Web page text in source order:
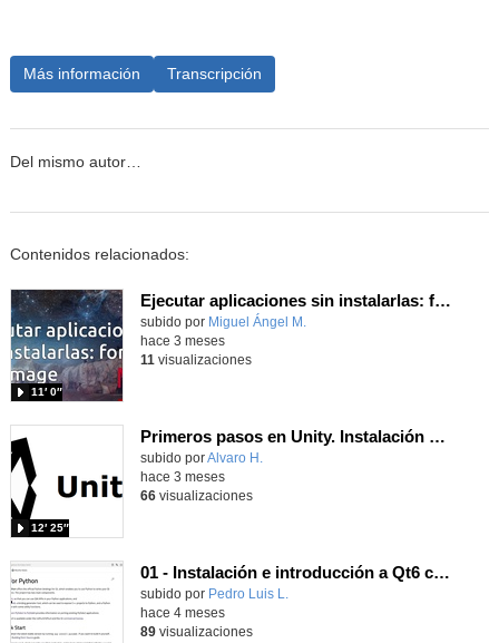
Más información Transcripción
Del mismo autor…
Contenidos relacionados:
Ejecutar aplicaciones sin instalarlas: formato AppImage
subido por Miguel Ángel M.
11′ 0″
hace 3 meses
11 visualizaciones
Primeros pasos en Unity. Instalación e interfaz.
Contenido educativo.
subido porAlvaro H.
12′ 25″
hace 3 meses
66visualizaciones
01 - Instalación e introducción a Qt6 con Python
Contenido educativo.
subido por Pedro Luis L.
hace 4 meses
89visualizaciones